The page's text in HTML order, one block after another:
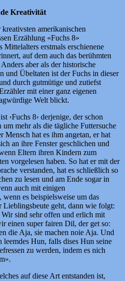
Kreativität
amerikanischen
Erzählung «Fuchs 8»
erstmals erschienene
auf dem auch das berühmten
aber als der historische
und Übeltaten ist der Fuchs in dieser
durch gutmütige und zutiefst
mit einer ganz eigenen
Welt blickt.
‹Fuchs 8› derjenige, der schon
mehr als die tägliche Futtersuche
Mensch hat es ihm angetan, er hat
an ihre Fenster geschlichen und
Eltern ihren Kindern zum
vorgelesen haben. So hat er mit der
verstanden, hat es schließlich so
zu lesen und am Ende sogar in
auch mit einigen
es beispielsweise um das
Lieblingsbeute geht, dann wie folgt:
sind sehr offen und erlich mit
einen super fairen Dil, der get so:
die Aja, sie machen noie Aja. Und
leemdes Hun, falls dises Hun seine
zu werden, indem es nich
auf diese Art entstanden ist,